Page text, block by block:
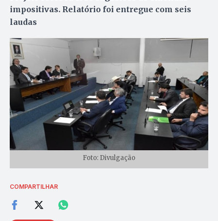
impositivas. Relatório foi entregue com seis
laudas
Foto: Divulgação
COMPARTILHAR